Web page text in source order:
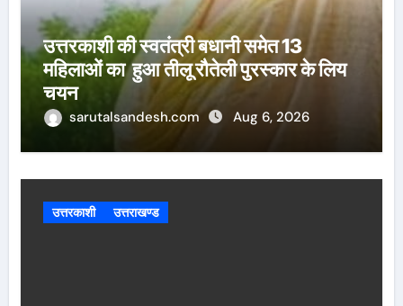
उत्तरकाशी की स्वतंत्री बधानी समेत 13
महिलाओं का हुआ तीलू रौतेली पुरस्कार के लिय
चयन
sarutalsandesh.com Aug 6, 2026
उत्तरकाशी उत्तराखण्ड